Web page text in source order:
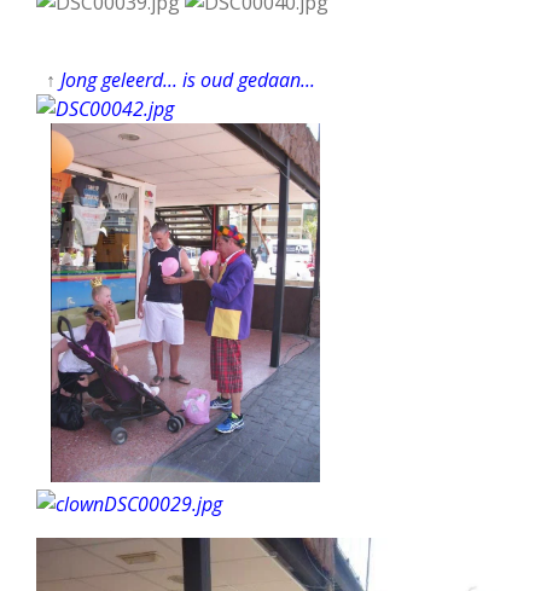
↑ Jong geleerd... is oud gedaan...